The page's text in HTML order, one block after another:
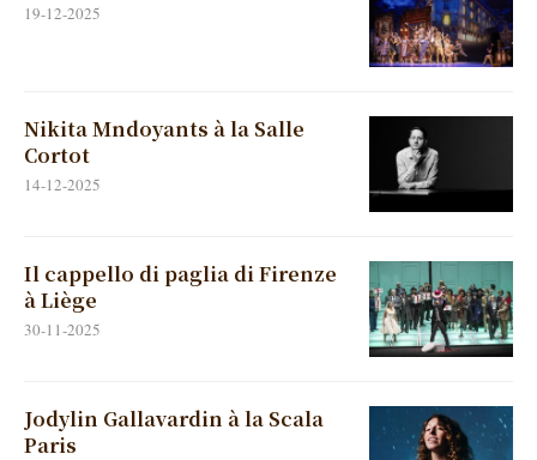
19-12-2025
Nikita Mndoyants à la Salle
Cortot
14-12-2025
Il cappello di paglia di Firenze
à Liège
30-11-2025
Jodylin Gallavardin à la Scala
Paris